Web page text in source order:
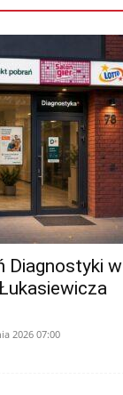
Diagnostyki w
2026 07:00